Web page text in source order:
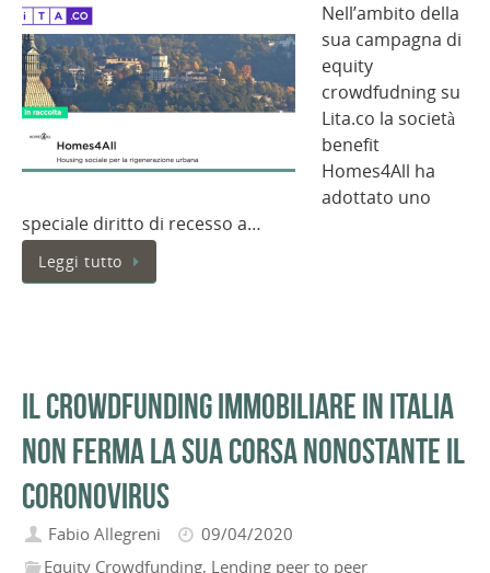
Nell’ambito della
sua campagna di
equity
crowdfudning su
Lita.co la società
benefit
Homes4All ha
adottato uno
speciale diritto di recesso a…
Leggi tutto
Il crowdfunding immobiliare in Italia
non ferma la sua corsa nonostante il
coronovirus
Fabio Allegreni
09/04/2020
Equity Crowdfunding, Lending peer to peer